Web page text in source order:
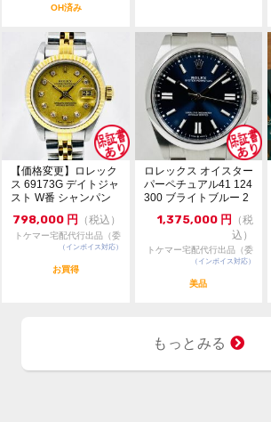
OH済み
【価格変更】ロレック
ス 69173G デイトジャ
スト W番 シャンパン
798,000 円 （税込）
トケマー宅配代行出品（委
託販売）
（インボイス対応）
お買得
ロレックス オイスター
パーペチュアル41 124
300 ブライトブルー 2
1,375,000 円 （税
込）
トケマー宅配代行出品（委
託販売）
（インボイス対応）
美品
もっとみる